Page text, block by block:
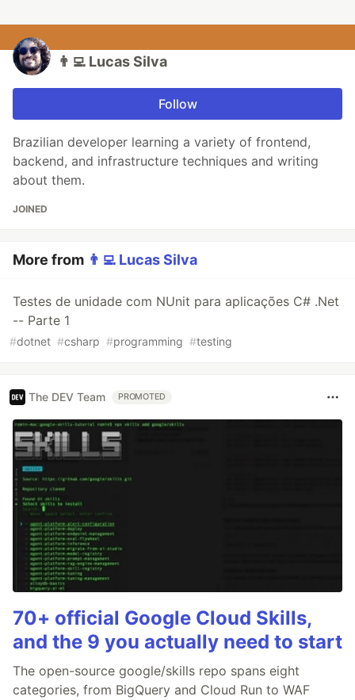
👨‍💻 Lucas Silva
Follow
Brazilian developer learning a variety of frontend,
backend, and infrastructure techniques and writing
about them.
JOINED
More from 👨‍💻 Lucas Silva
Testes de unidade com NUnit para aplicações C# .Net
-- Parte 1
#dotnet #csharp #programming #testing
The DEV Team PROMOTED
70+ official Google Cloud Skills,
and the 9 you actually need to start
The open-source google/skills repo spans eight
categories, from BigQuery and Cloud Run to WAF